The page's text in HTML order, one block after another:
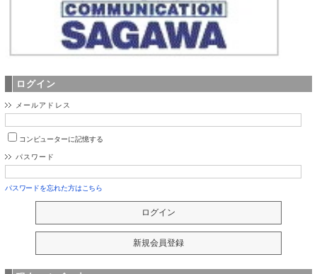
ログイン
メールアドレス
コンピューターに記憶する
パスワード
パスワードを忘れた方はこちら